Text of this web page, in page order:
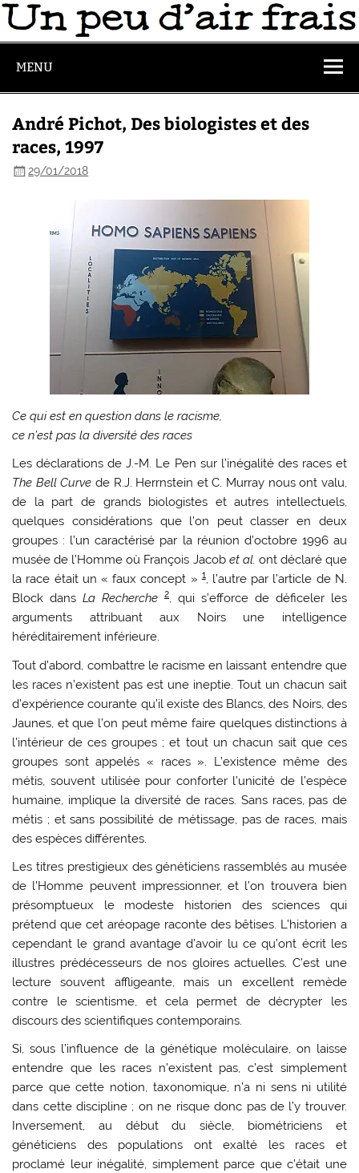
MENU
André Pichot, Des biologistes et des
races, 1997
29/01/2018
Ce qui est en question dans le racisme,
ce n’est pas la diversité des races
Les déclarations de J.-M. Le Pen sur l’inégalité des races et
The Bell Curve de R.J. Herrnstein et C. Murray nous ont valu,
de la part de grands biologistes et autres intellectuels,
quelques considérations que l’on peut classer en deux
groupes : l’un caractérisé par la réunion d’octobre 1996 au
musée de l’Homme où François Jacob et al. ont déclaré que
la race était un « faux concept »1, l’autre par l’article de N.
Block dansLa Recherche 2, qui s’efforce de déficeler les
arguments attribuant aux Noirs une intelligence
héréditairement inférieure.
Tout d’abord, combattre le racisme en laissant entendre que
les races n’existent pas est une ineptie. Tout un chacun sait
d’expérience courante qu’il existe des Blancs, des Noirs, des
Jaunes, et que l’on peut même faire quelques distinctions à
l’intérieur de ces groupes ; et tout un chacun sait que ces
groupes sont appelés « races ». L’existence même des
métis, souvent utilisée pour conforter l’unicité de l’espèce
humaine, implique la diversité de races. Sans races, pas de
métis ; et sans possibilité de métissage, pas de races, mais
des espèces différentes.
Les titres prestigieux des généticiens rassemblés au musée
de l’Homme peuvent impressionner, et l’on trouvera bien
présomptueux le modeste historien des sciences qui
prétend que cet aréopage raconte des bêtises. L’historien a
cependant le grand avantage d’avoir lu ce qu’ont écrit les
illustres prédécesseurs de nos gloires actuelles. C’est une
lecture souvent affligeante, mais un excellent remède
contre le scientisme, et cela permet de décrypter les
discours des scientifiques contemporains.
Si, sous l’influence de la génétique moléculaire, on laisse
entendre que les races n’existent pas, c’est simplement
parce que cette notion, taxonomique, n’a ni sens ni utilité
dans cette discipline ; on ne risque donc pas de l’y trouver.
Inversement, au début du siècle, biométriciens et
généticiens des populations ont exalté les races et
proclamé leur inégalité, simplement parce que c’était une